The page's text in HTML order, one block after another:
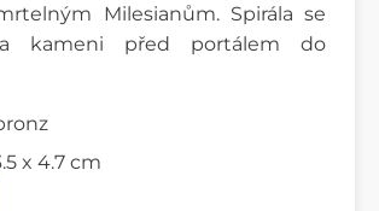
Milesianům. Spirála se
kameni před portálem do
x 4.7 cm